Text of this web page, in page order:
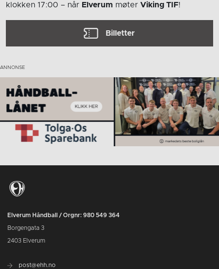
klokken 17:00 – når Elverum møter Viking TIF!
Billetter
Elverum Håndball / Orgnr: 980 549 364
Borgengata 3
2403 Elverum
post@ehh.no